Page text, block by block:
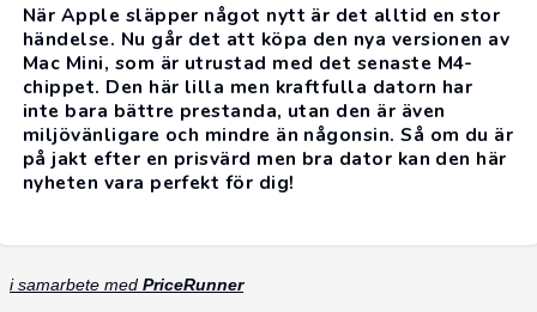
När Apple släpper något nytt är det alltid en stor
händelse. Nu går det att köpa den nya versionen av
Mac Mini, som är utrustad med det senaste M4-
chippet. Den här lilla men kraftfulla datorn har
inte bara bättre prestanda, utan den är även
miljövänligare och mindre än någonsin. Så om du är
på jakt efter en prisvärd men bra dator kan den här
nyheten vara perfekt för dig!
i samarbete med PriceRunner